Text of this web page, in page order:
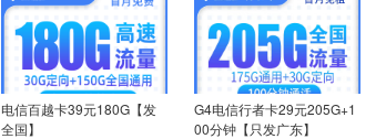
电信百越卡39元180G【发
全国】
G4电信行者卡29元205G+1
00分钟【只发广东】